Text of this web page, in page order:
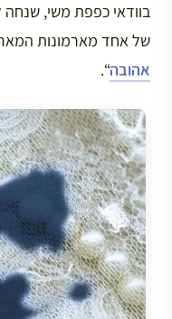
בוודאי כפפת משי,
של אחד מארמונות
אהובה“.